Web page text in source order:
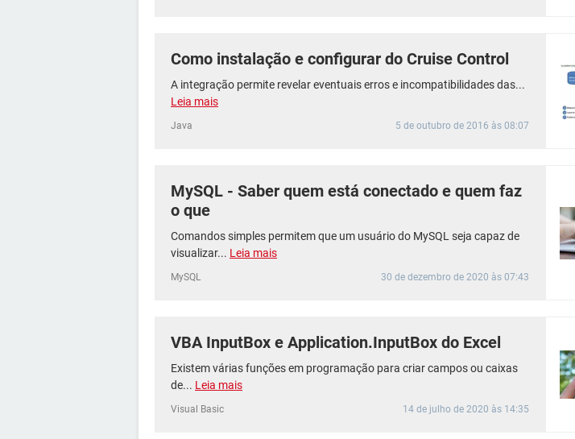
Como instalação e configurar do Cruise Control
A integração permite revelar eventuais erros e incompatibilidades das...
Leia mais
Java 5 de outubro de 2016 às 08:07
MySQL - Saber quem está conectado e quem faz
o que
Comandos simples permitem que um usuário do MySQL seja capaz de
visualizar... Leia mais
MySQL 30 de dezembro de 2020 às 07:43
VBA InputBox e Application.InputBox do Excel
Existem várias funções em programação para criar campos ou caixas
de... Leia mais
Visual Basic 14 de julho de 2020 às 14:35